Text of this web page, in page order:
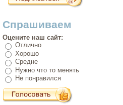
Спрашиваем
Оцените наш сайт:
Отлично
Хорошо
Средне
Нужно что то менять
Не понравился